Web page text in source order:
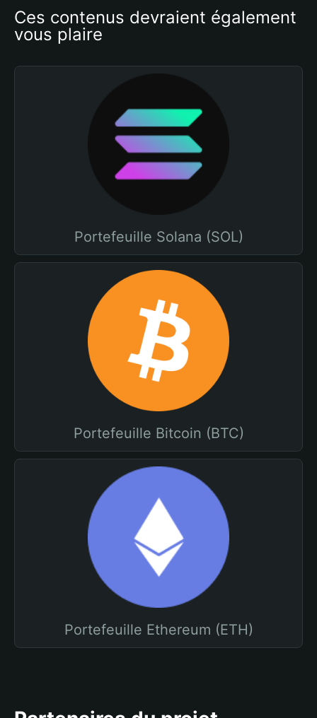
Ces contenus devraient également
vous plaire
Portefeuille Solana (SOL)
Portefeuille Bitcoin (BTC)
Portefeuille Ethereum (ETH)